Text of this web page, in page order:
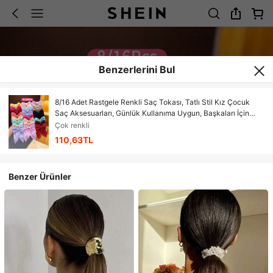
Benzerlerini Bul
8/16 Adet Rastgele Renkli Saç Tokası, Tatlı Stil Kız Çocuk
Saç Aksesuarları, Günlük Kullanıma Uygun, Başkaları İçin
Hediyeler, Kız Çocuklar İçin Hediyeler, Günlük Giyim, Dışarı
Çıkmalar, Tüm Durumlar, Parti Hediyelikleri, Kız Çocukların
Sevdiği Şeyler, Kız Çocuk Saç Tokaları, Kız Çocuk
Çok renkli
110,63TL
Benzer Ürünler